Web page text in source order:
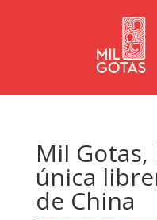
Mil
única
de China